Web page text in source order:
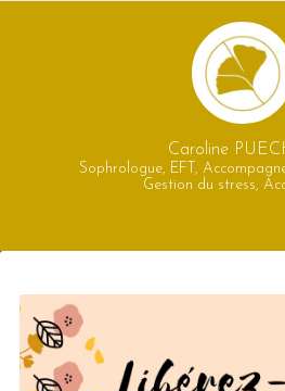
Caroline
Sophrologue, EFT,
Gestion du stress,